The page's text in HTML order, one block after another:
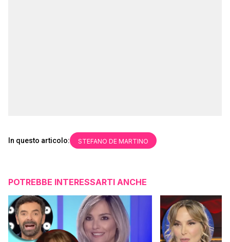
In questo articolo: STEFANO DE MARTINO
POTREBBE INTERESSARTI ANCHE